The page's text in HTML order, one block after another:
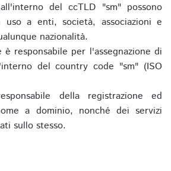
del ccTLD "sm" possono
uso a enti, società, associazioni e
nazionalità.
è responsabile per l'assegnazione di
del country code "sm" (ISO
della registrazione ed
a dominio, nonché dei servizi
sullo stesso.